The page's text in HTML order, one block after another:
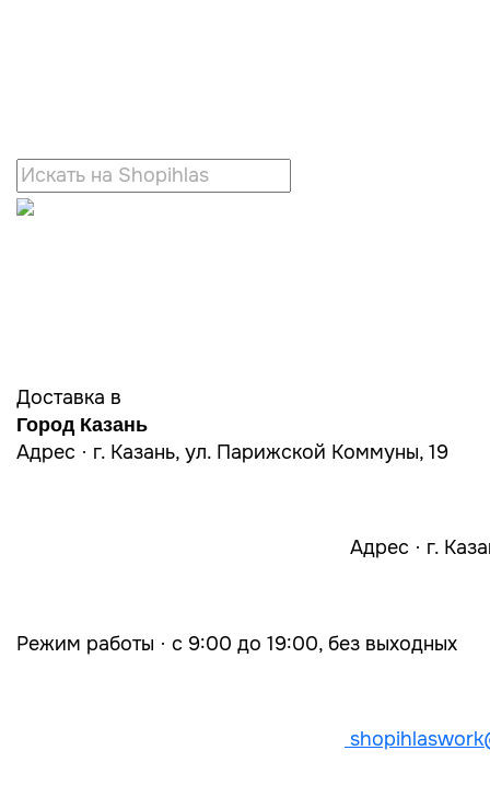
Доставка в
Город Казань
Адрес · г. Казань, ул. Парижской Коммуны, 19
Адрес · г.
Режим работы · с 9:00 до 19:00, без выходных